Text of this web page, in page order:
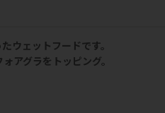
ウェットフードです。
アグラをトッピング。